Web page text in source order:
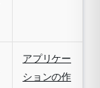
アプリケー
ションの作